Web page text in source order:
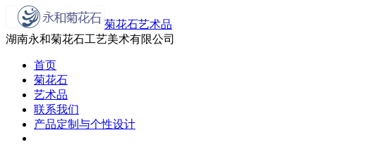
菊花石艺术品
湖南永和菊花石工艺美术有限公司
首页
菊花石
艺术品
联系我们
产品定制与个性设计